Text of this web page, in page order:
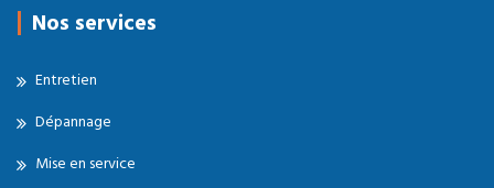
Nos services
Entretien
Dépannage
Mise en service